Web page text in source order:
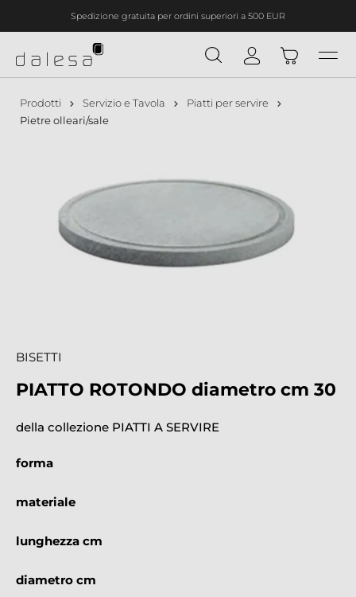
principaleSpedizione gratuita per ordini superiori a 500 EUR
Prodotti Servizio e Tavola
Piatti per servire
Pietre olleari/sale
BISETTI
PIATTO ROTONDO diametro cm 30
della collezione PIATTI A SERVIRE
forma
materiale
lunghezza cm
diametro cm